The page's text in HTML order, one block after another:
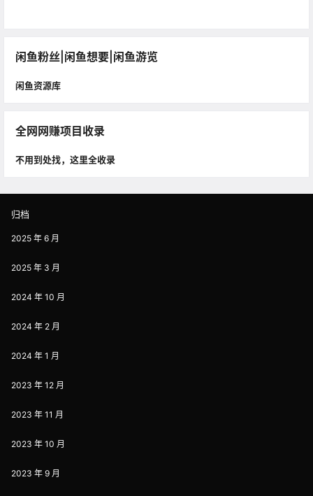
闲鱼粉丝|闲鱼想要|闲鱼游览
闲鱼资源库
全网网赚项目收录
不用到处找，这里全收录
归档
2025 年 6 月
2025 年 3 月
2024 年 10 月
2024 年 2 月
2024 年 1 月
2023 年 12 月
2023 年 11 月
2023 年 10 月
2023 年 9 月